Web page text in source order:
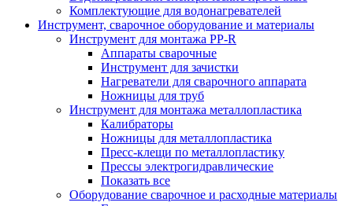
Комплектующие для водонагревателей
Инструмент, сварочное оборудование и материалы
Инструмент для монтажа PP-R
Аппараты сварочные
Инструмент для зачистки
Нагреватели для сварочного аппарата
Ножницы для труб
Инструмент для монтажа металлопластика
Калибраторы
Ножницы для металлопластика
Пресс-клещи по металлопластику
Прессы электрогидравлические
Показать все
Оборудование сварочное и расходные материалы